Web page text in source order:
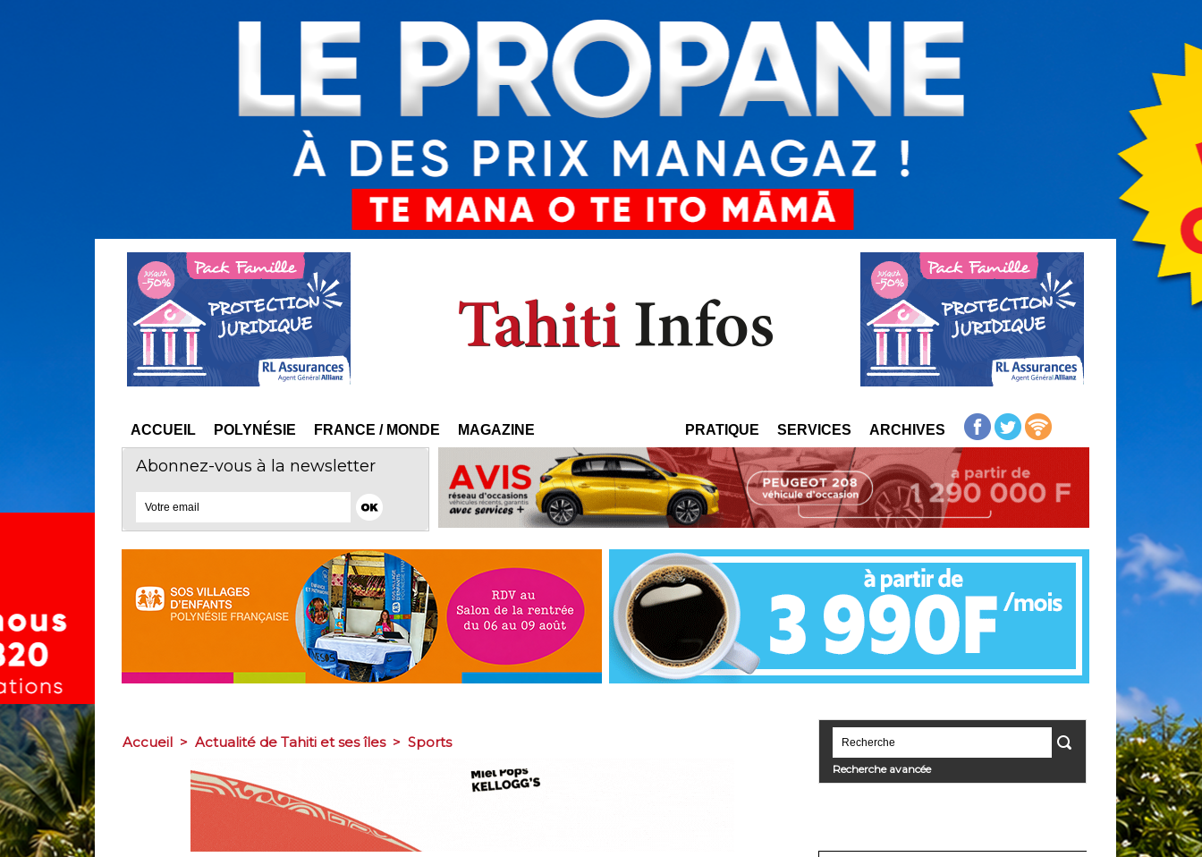
ACCUEIL POLYNÉSIE FRANCE / MONDE MAGAZINE PRATIQUE SERVICES ARCHIVES
Abonnez-vous à la newsletter
Accueil > Actualité de Tahiti et ses îles > Sports
Recherche avancée